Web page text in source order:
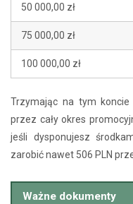
50 000,00 zł
75 000,00 zł
100 000,00 zł
Trzymając na tym koncie
przez cały okres
jeśli dysponujesz
zarobić nawet 506 PLN
Ważne dokumenty